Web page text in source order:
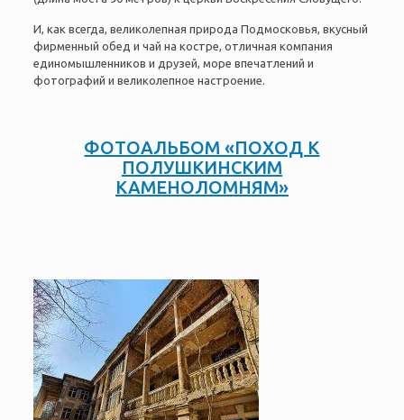
И, как всегда, великолепная природа Подмосковья, вкусный
фирменный обед и чай на костре, отличная компания
единомышленников и друзей, море впечатлений и
фотографий и великолепное настроение.
ФОТОАЛЬБОМ «ПОХОД К
ПОЛУШКИНСКИМ
КАМЕНОЛОМНЯМ»